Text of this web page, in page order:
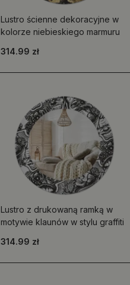
Lustro ścienne dekoracyjne w
kolorze niebieskiego marmuru
314.99 zł
Lustro z drukowaną ramką w
motywie klaunów w stylu graffiti
314.99 zł